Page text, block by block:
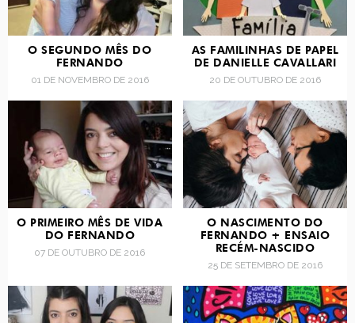
O SEGUNDO MÊS DO
FERNANDO
01 DE NOVEMBRO DE 2016
AS FAMILINHAS DE PAPEL
DE DANIELLE CAVALLARI
20 DE OUTUBRO DE 2016
O PRIMEIRO MÊS DE VIDA
DO FERNANDO
07 DE OUTUBRO DE 2016
O NASCIMENTO DO
FERNANDO + ENSAIO
RECÉM-NASCIDO
25 DE SETEMBRO DE 2016